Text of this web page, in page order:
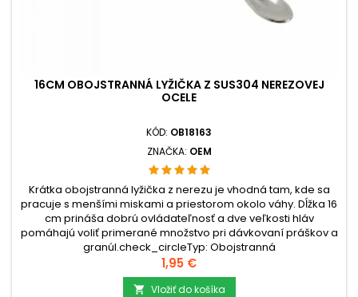
16CM OBOJSTRANNÁ LYŽIČKA Z SUS304 NEREZOVEJ
OCELE
KÓD: OB18163
ZNAČKA: OEM
Krátka obojstranná lyžička z nerezu je vhodná tam, kde sa
pracuje s menšími miskami a priestorom okolo váhy. Dĺžka 16
cm prináša dobrú ovládateľnosť a dve veľkosti hláv
pomáhajú voliť primerané množstvo pri dávkovaní práškov a
granúl.check_circleTyp: Obojstranná
lyžičkacheck_circleMateriál: Nerezová oceľ
SUS304check_circleRozmery: 16 × 1,5 × 0,8 cm...
Cena
1,95 €
 Vložiť do košíka